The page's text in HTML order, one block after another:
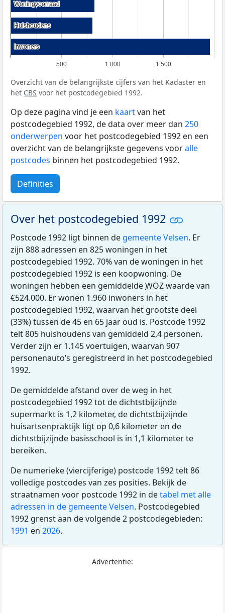
500 1.000 1.500
Woningvoorraad
Woningvoorraad
Huishoudens
Huishoudens
Inwoners
Inwoners
Overzicht van de belangrijkste cijfers van het Kadaster en
het CBS voor het postcodegebied 1992.
Op deze pagina vind je een kaartvan het
postcodegebied 1992, de data over meer dan 250
onderwerpen voor het postcodegebied 1992 en een
overzicht van de belangrijkste gegevens vooralle
postcodes binnen het postcodegebied 1992.
Definities
Over het postcodegebied 1992
Postcode 1992 ligt binnen de gemeente Velsen. Er
zijn 888 adressen en 825 woningen in het
postcodegebied 1992. 70% van de woningen in het
postcodegebied 1992 is een koopwoning. De
woningen hebben een gemiddeldeWOZwaarde van
€524.000. Er wonen 1.960 inwoners in het
postcodegebied 1992, waarvan het grootste deel
(33%) tussen de 45 en 65 jaar oud is. Postcode 1992
telt 805 huishoudens van gemiddeld 2,4 personen.
Verder zijn er 1.145 voertuigen, waarvan 907
personenauto’s geregistreerd in het postcodegebied
1992.
De gemiddelde afstand over de weg in het
postcodegebied 1992 tot de dichtstbijzijnde
supermarkt is 1,2 kilometer, de dichtstbijzijnde
huisartsenpraktijk ligt op 0,6 kilometer en de
dichtstbijzijnde basisschool is in 1,1 kilometer te
bereiken.
De numerieke (viercijferige) postcode 1992 telt 86
volledige postcodes van zes posities. Bekijk de
straatnamen voor postcode 1992 in detabel met alle
adressen in de gemeente Velsen. Postcodegebied
1992 grenst aan de volgende 2 postcodegebieden:
1991 en 2026.
Advertentie: